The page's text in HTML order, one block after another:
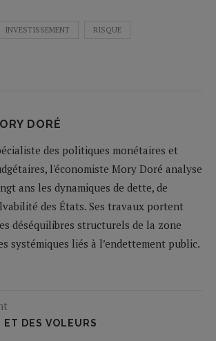
INVESTISSEMENT RISQUE
DORÉ
des politiques monétaires et
l'économiste Mory Doré analyse
ans les dynamiques de dette, de
des États. Ses travaux portent
déséquilibres structurels de la zone
systémiques liés à l’endettement public.
ET DES VOLEURS